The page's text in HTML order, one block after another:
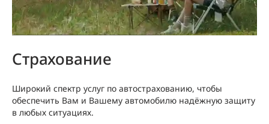
Страхование
Широкий спектр услуг по автострахованию, чтобы
обеспечить Вам и Вашему автомобилю надёжную защиту
в любых ситуациях.